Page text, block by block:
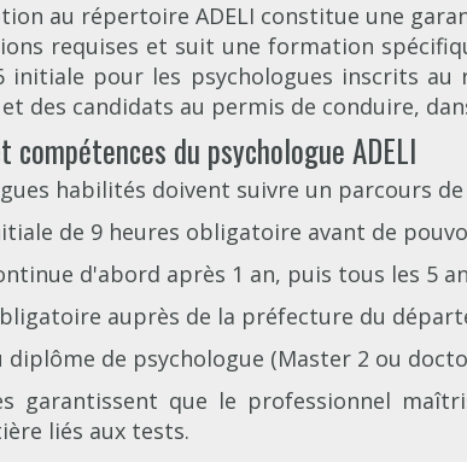
au répertoire ADELI constitue une
requises et suit une formation
initiale pour les psychologues inscrits au
des candidats au permis de conduire,
compétences du psychologue ADELI
habilités doivent suivre un parcours
de 9 heures obligatoire avant de
d'abord après 1 an, puis tous les 5
auprès de la préfecture du
diplôme de psychologue (Master 2 ou
garantissent que le professionnel
liés aux tests.